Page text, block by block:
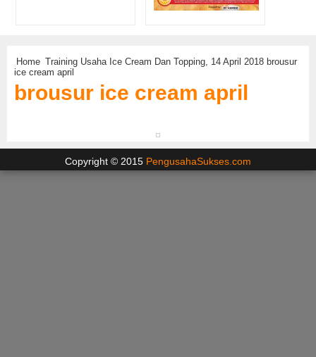
Home Training Usaha Ice Cream Dan Topping, 14 April 2018 brousur
ice cream april
brousur ice cream april
Copyright © 2015 PengusahaSukses.com